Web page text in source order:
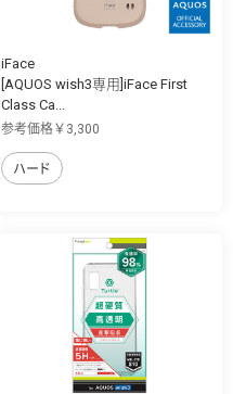
iFace
[AQUOS wish3専用]iFace First
Class Ca...
参考価格￥3,300
ハード